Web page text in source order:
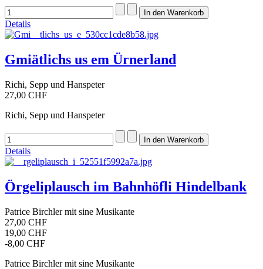
Details
Gmiätlichs us em Ürnerland
Richi, Sepp und Hanspeter
27,00 CHF
Richi, Sepp und Hanspeter
Details
Örgeliplausch im Bahnhöfli Hindelbank
Patrice Birchler mit sine Musikante
27,00 CHF
19,00 CHF
-8,00 CHF
Patrice Birchler mit sine Musikante